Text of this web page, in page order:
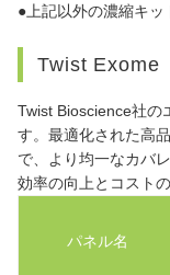
●上記以外の濃縮キッ
Twist Exome
Twist Bioscience社の
す。最適化された高
で、より均一なカバ
効率の向上とコスト
パネル名